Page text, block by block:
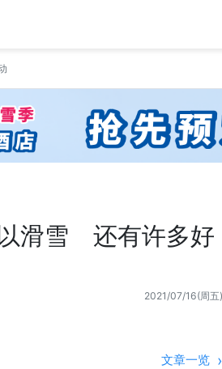
以滑雪 还有许多好
2021/07/16(周五)
文章一览